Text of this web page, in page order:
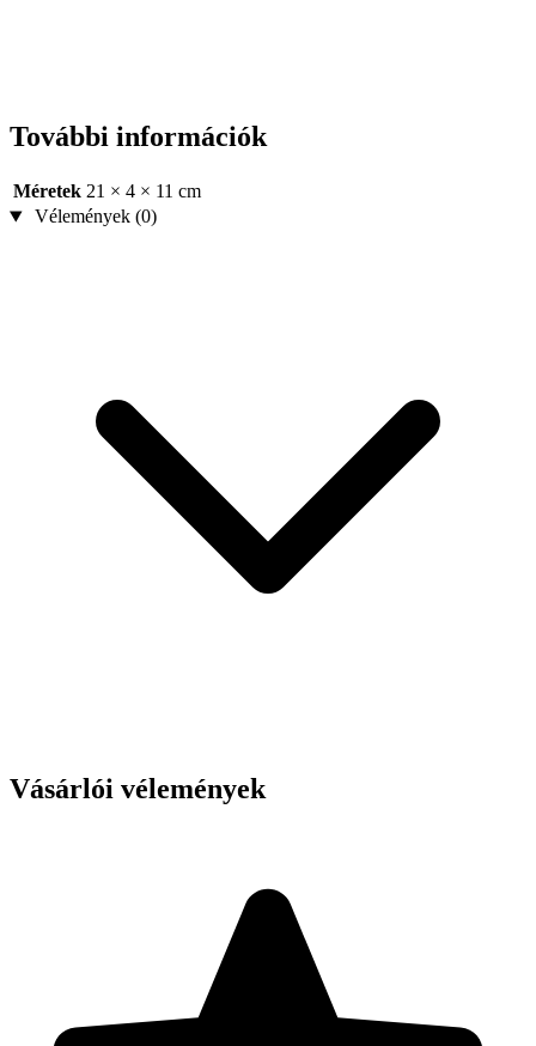
További információk
Méretek 21 × 4 × 11 cm
Vélemények (0)
Vásárlói vélemények